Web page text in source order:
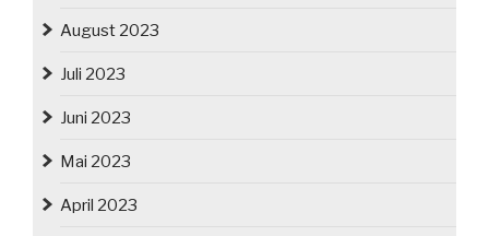
August 2023
Juli 2023
Juni 2023
Mai 2023
April 2023